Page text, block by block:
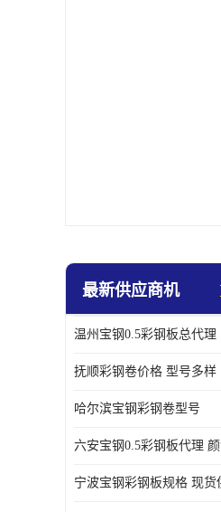
最新供应商机
温州宝钢0.5彩钢板总代理
抚顺彩钢卷价格 型号多样
哈尔滨宝钢彩钢卷型号
宁波宝钢彩钢板规格 现货